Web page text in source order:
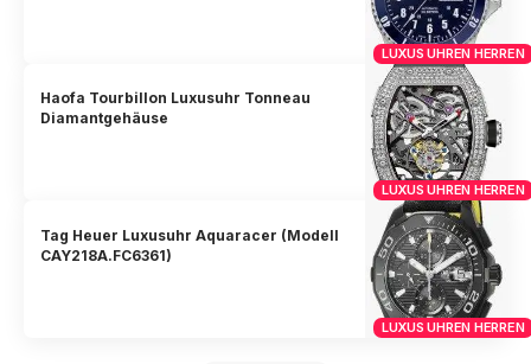
LUXUS UHREN HERREN
LUXUS UHREN HERREN
Haofa Tourbillon Luxusuhr Tonneau
Diamantgehäuse
LUXUS UHREN HERREN
Tag Heuer Luxusuhr Aquaracer (Modell
CAY218A.FC6361)